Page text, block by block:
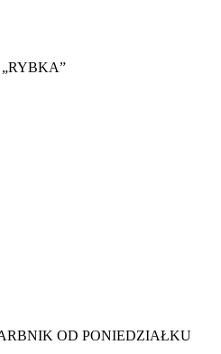
„RYBKA”
OD PONIEDZIAŁKU